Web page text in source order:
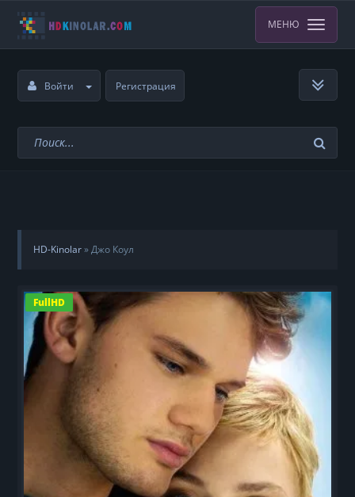
МЕНЮ
Войти Регистрация
HD-Kinolar»Джо Коул
FullHD